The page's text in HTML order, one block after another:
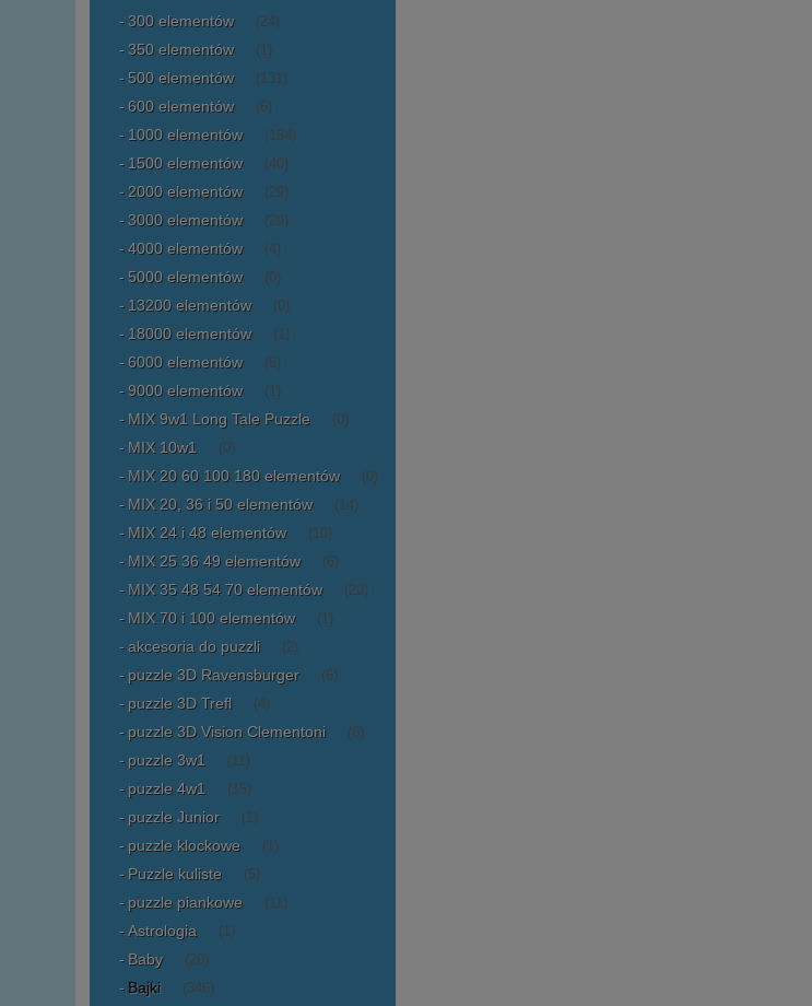
300 elementów (24)
350 elementów (1)
500 elementów (131)
600 elementów (6)
1000 elementów (184)
1500 elementów (40)
2000 elementów (29)
3000 elementów (29)
4000 elementów (4)
5000 elementów (0)
13200 elementów (0)
18000 elementów (1)
6000 elementów (6)
9000 elementów (1)
MIX 9w1 Long Tale Puzzle (0)
MIX 10w1 (0)
MIX 20 60 100 180 elementów (0)
MIX 20, 36 i 50 elementów (14)
MIX 24 i 48 elementów (10)
MIX 25 36 49 elementów (6)
MIX 35 48 54 70 elementów (20)
MIX 70 i 100 elementów (1)
akcesoria do puzzli (2)
puzzle 3D Ravensburger (6)
puzzle 3D Trefl (4)
puzzle 3D Vision Clementoni (8)
puzzle 3w1 (11)
puzzle 4w1 (15)
puzzle Junior (1)
puzzle klockowe (1)
Puzzle kuliste (5)
puzzle piankowe (11)
Astrologia (1)
Baby (28)
Bajki (346)